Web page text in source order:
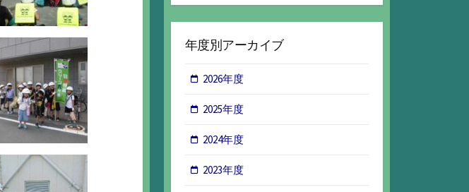
年度別アーカイブ
2026年度
2025年度
2024年度
2023年度